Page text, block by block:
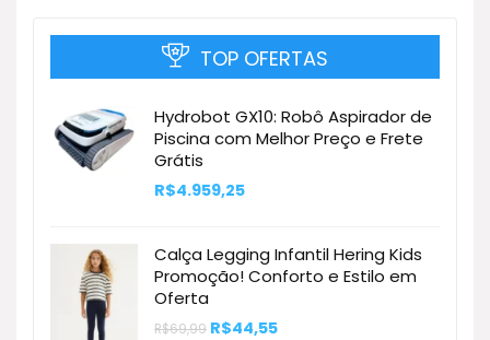
TOP OFERTAS
Hydrobot GX10: Robô Aspirador de
Piscina com Melhor Preço e Frete
Grátis
R$4.959,25
Calça Legging Infantil Hering Kids
Promoção! Conforto e Estilo em
Oferta
R$69,99 O
R$44,55O